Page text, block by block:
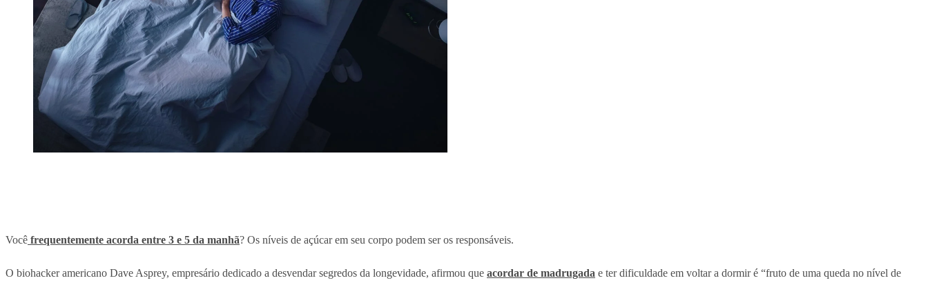
Você frequentemente acorda entre 3 e 5 da manhã? Os níveis de açúcar em seu corpo podem ser os responsáveis.
O biohacker americano Dave Asprey, empresário dedicado a desvendar segredos da longevidade, afirmou que acordar de madrugada e ter dificuldade em voltar a dormir é “fruto de uma queda no nível de